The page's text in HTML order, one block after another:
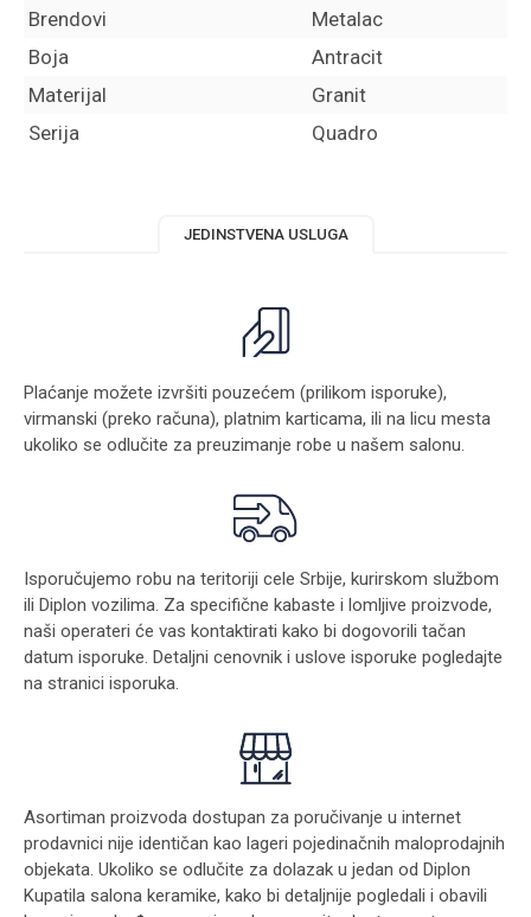
Brendovi
Metalac
Boja
Antracit
Materijal
Granit
Serija
Quadro
JEDINSTVENA USLUGA
Plaćanje možete izvršiti pouzećem (prilikom isporuke),
virmanski (preko računa), platnim karticama, ili na licu mesta
ukoliko se odlučite za preuzimanje robe u našem salonu.
Isporučujemo robu na teritoriji cele Srbije, kurirskom službom
ili Diplon vozilima. Za specifične kabaste i lomljive proizvode,
naši operateri će vas kontaktirati kako bi dogovorili tačan
datum isporuke. Detaljni cenovnik i uslove isporuke pogledajte
na stranici isporuka.
Asortiman proizvoda dostupan za poručivanje u internet
prodavnici nije identičan kao lageri pojedinačnih maloprodajnih
objekata. Ukoliko se odlučite za dolazak u jedan od Diplon
Kupatila salona keramike, kako bi detaljnije pogledali i obavili